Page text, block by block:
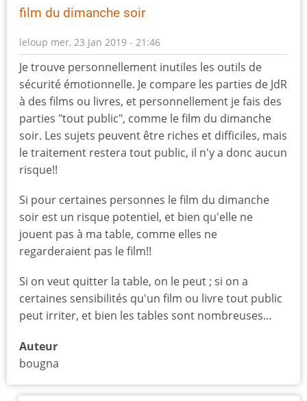
film du dimanche soir
leloup mer, 23 Jan 2019 - 21:46
Je trouve personnellement inutiles les outils de
sécurité émotionnelle. Je compare les parties de JdR
à des films ou livres, et personnellement je fais des
parties "tout public", comme le film du dimanche
soir. Les sujets peuvent être riches et difficiles, mais
le traitement restera tout public, il n'y a donc aucun
risque!!
Si pour certaines personnes le film du dimanche
soir est un risque potentiel, et bien qu'elle ne
jouent pas à ma table, comme elles ne
regarderaient pas le film!!
Si on veut quitter la table, on le peut ; si on a
certaines sensibilités qu'un film ou livre tout public
peut irriter, et bien les tables sont nombreuses…
Auteur
bougna